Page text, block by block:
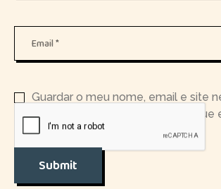
Guardar o meu nome, email e site
navegador para a próxima vez que